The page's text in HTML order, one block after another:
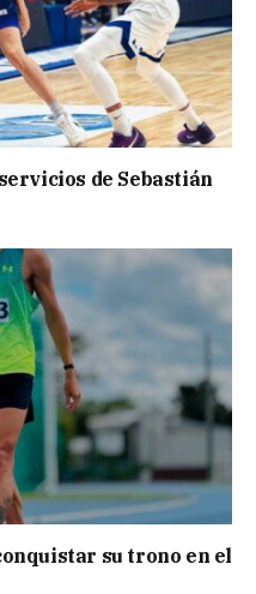
de Sebastián
su trono en el